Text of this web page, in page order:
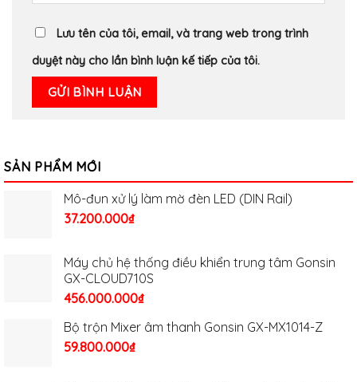
Lưu tên của tôi, email, và trang web trong trình
duyệt này cho lần bình luận kế tiếp của tôi.
SẢN PHẨM MỚI
Mô-đun xử lý làm mờ đèn LED (DIN Rail)
37.200.000₫
Máy chủ hệ thống điều khiển trung tâm Gonsin
GX-CLOUD710S
456.000.000₫
Bộ trộn Mixer âm thanh Gonsin GX-MX1014-Z
59.800.000₫